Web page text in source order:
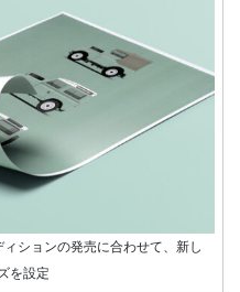
ションの発売に合わせて、新し
を設定